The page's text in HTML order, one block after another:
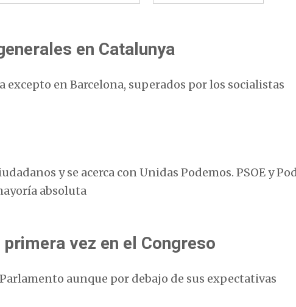
en Catalunya
en Barcelona, superados por los socialistas
y se acerca con Unidas Podemos. PSOE y
absoluta
vez en el Congreso
aunque por debajo de sus expectativas